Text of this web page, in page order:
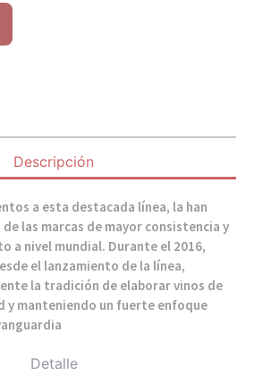
Descripción
Detalle
a esta destacada línea, la han
las marcas de mayor consistencia y
a nivel mundial. Durante el 2016,
el lanzamiento de la línea,
la tradición de elaborar vinos de
y manteniendo un fuerte enfoque